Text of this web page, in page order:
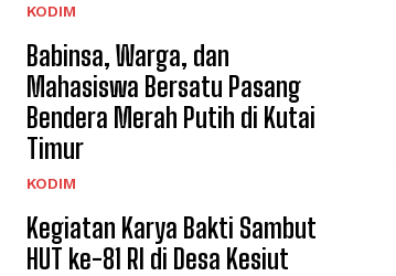
KODIM
Babinsa, Warga, dan
Mahasiswa Bersatu Pasang
Bendera Merah Putih di Kutai
Timur
KODIM
Kegiatan Karya Bakti Sambut
HUT ke-81 RI di Desa Kesiut